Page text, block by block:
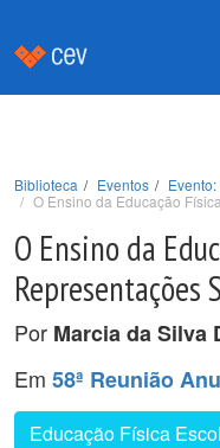
Biblioteca Eventos
O Ensino da Educação
O Ensino da
Representações
Por Marcia da Silva
Em 58ª Reunião
Educação Física